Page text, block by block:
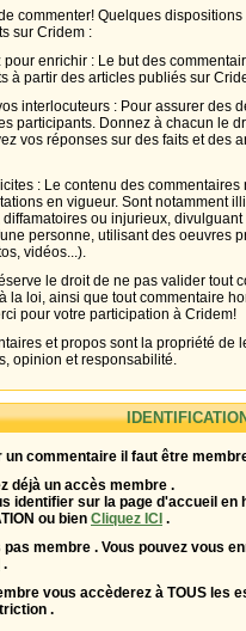
commenter! Quelques
sur Cridem :
pour enrichir : Le but des
à partir des articles publiés sur
interlocuteurs : Pour assurer des
participants. Donnez à chacun le
vos réponses sur des faits et des
: Le contenu des
en vigueur. Sont notamment
diffamatoires ou injurieux,
personne, utilisant des oeuvres
vidéos...).
le droit de ne pas valider tout
la loi, ainsi que tout commentaire
pour votre participation à Cridem!
et propos sont la propriété de
opinion et responsabilité.
un commentaire il faut être
déjà un accès membre .
identifier sur la page d'accueil en
ou bien Cliquez ICI .
pas membre . Vous pouvez vous
.
vous accèderez à TOUS les
.